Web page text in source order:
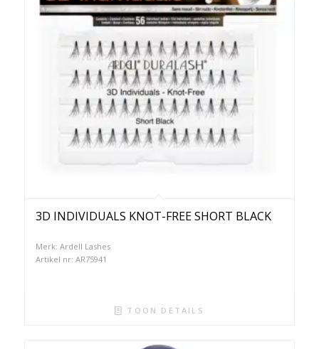
3D INDIVIDUALS KNOT-FREE SHORT BLACK
Merk: Ardell Lashes
Artikel nr: AR75941
TOON DETAILS